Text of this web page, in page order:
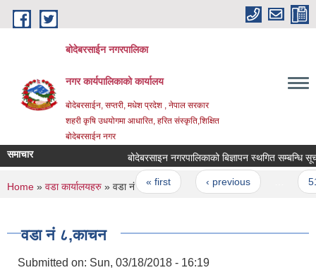
Skip to main content
बोदेबरसाईन नगरपालिका
नगर कार्यपालिकाको कार्यालय
बोदेबरसाईन, सप्तरी, मधेश प्रदेश , नेपाल सरकार
शहरी कृषि उधयोगमा आधारित, हरित संस्कृति,शिक्षित
बोदेबरसाईन नगर
समाचार बोदेबरसाइन नगरपालिकाको बिज्ञापन स्थगित सम्बन्धि सूचना
Pages
« first ‹ previous
You are here
Home » वडा कार्यालयहरु » वडा नं‌ ८,काचन
वडा नं‌ ८,काचन
Submitted on: Sun, 03/18/2018 - 16:19